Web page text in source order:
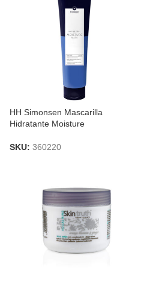
HH Simonsen Mascarilla
Hidratante Moisture
SKU: 360220